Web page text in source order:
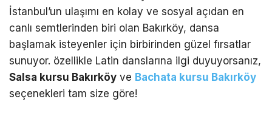
İstanbul’un ulaşımı en kolay ve sosyal açıdan en
canlı semtlerinden biri olan Bakırköy, dansa
başlamak isteyenler için birbirinden güzel fırsatlar
sunuyor. özellikle Latin danslarına ilgi duyuyorsanız,
Salsa kursu Bakırköy ve Bachata kursu Bakırköy
seçenekleri tam size göre!